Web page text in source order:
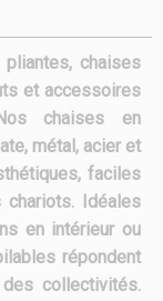
chaises
et accessoires
chaises en
métal, acier et
faciles
Idéales
en intérieur ou
répondent
collectivités.